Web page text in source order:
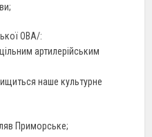
ОВА/:
артилерійським
наше культурне
Приморське;